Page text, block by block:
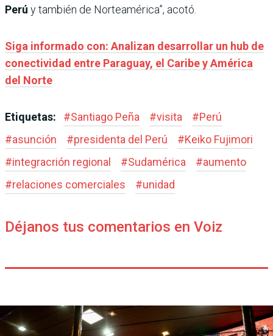
Perú y también de Norteamérica”, acotó.
Siga informado con: Analizan desarrollar un hub de
conectividad entre Paraguay, el Caribe y América
del Norte
Etiquetas: #Santiago Peña #visita #Perú
#asunción #presidenta del Perú #Keiko Fujimori
#integracrión regional #Sudamérica #aumento
#relaciones comerciales #unidad
Déjanos tus comentarios en Voiz